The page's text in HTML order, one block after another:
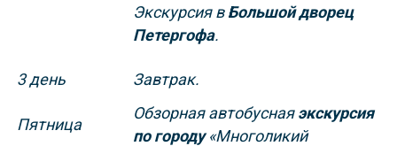
Экскурсия вБольшой дворец
Петергофа.
3 день
Пятница
Завтрак.
Обзорнаяавтобуснаяэкскурсия
по городу«Многоликий